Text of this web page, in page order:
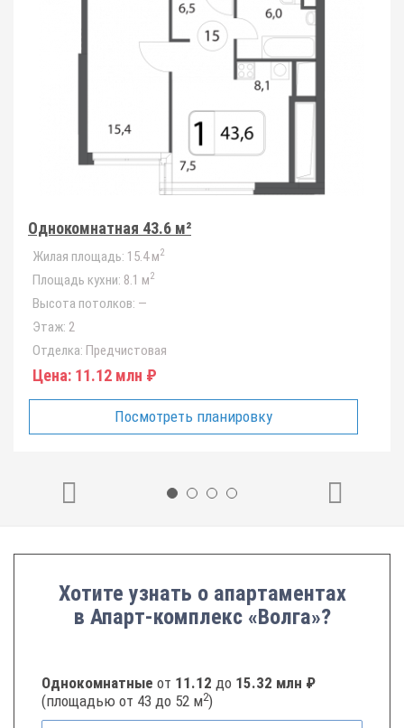
Однокомнатная 43.6 м²
Жилая площадь: 15.4 м2
Площадь кухни: 8.1 м2
Высота потолков: —
Этаж: 2
Отделка: Предчистовая
Цена: 11.12 млн ₽
Посмотреть планировку
Хотите узнать о апартаментах
в Апарт-комплекс «Волга»?
Однокомнатные от 11.12 до 15.32 млн ₽
(площадью от 43 до 52 м2)